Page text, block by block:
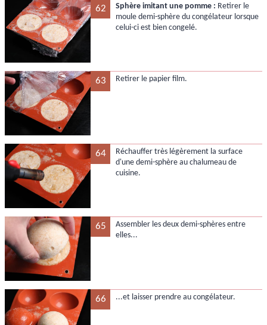
62 Sphère imitant une pomme : Retirer le
moule demi-sphère du congélateur lorsque
celui-ci est bien congelé.
63 Retirer le papier film.
64
Réchauffer très légèrement la surface
d'une demi-sphère au chalumeau de
cuisine.
65
Assembler les deux demi-sphères entre
elles...
66 ...et laisser prendre au congélateur.